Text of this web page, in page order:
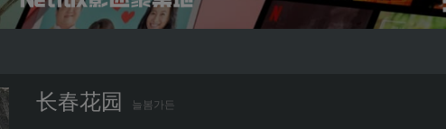
长春花园 늘봄가든